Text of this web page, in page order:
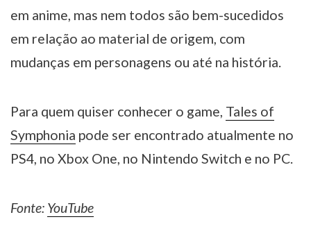
em anime, mas nem todos são bem-sucedidos
em relação ao material de origem, com
mudanças em personagens ou até na história.
Para quem quiser conhecer o game, Tales of
Symphonia pode ser encontrado atualmente no
PS4, no Xbox One, no Nintendo Switch e no PC.
Fonte: YouTube